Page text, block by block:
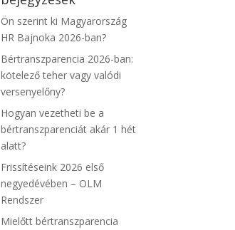
Ön szerint ki Magyarország
HR Bajnoka 2026-ban?
Bértranszparencia 2026-ban:
kötelező teher vagy valódi
versenyelőny?
Hogyan vezetheti be a
bértranszparenciát akár 1 hét
alatt?
Frissítéseink 2026 első
negyedévében – OLM
Rendszer
Mielőtt bértranszparencia